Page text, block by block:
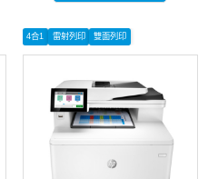
4合1 雷射列印 雙面列印